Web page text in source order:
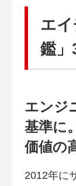
エ
鑑」
エンジ
基準に
価値の
2012年に